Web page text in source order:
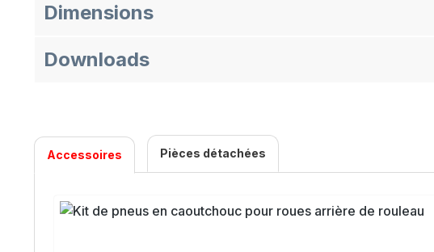
Dimensions
Downloads
Accessoires Pièces détachées